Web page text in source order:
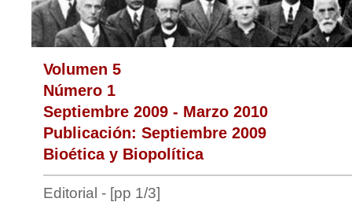
Volumen 5
Número 1
Septiembre 2009 - Marzo 2010
Publicación: Septiembre 2009
Bioética y Biopolítica
Editorial - [pp 1/3]